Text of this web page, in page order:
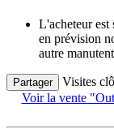
L'acheteur est
en prévision
autre
Partager Visites
Voir la vente